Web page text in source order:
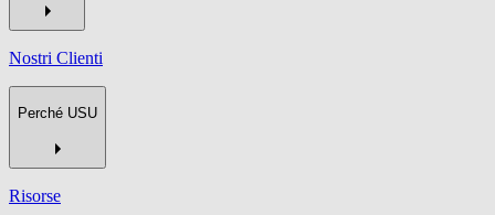
Nostri Clienti
Perché USU
Risorse